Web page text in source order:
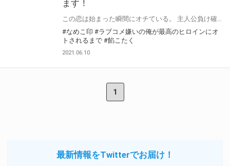
ます！
#なめこ印 #ラブコメ嫌いの俺が最高のヒロインにオ
トされるまで #餡こたく
2021.06.10
1
最新情報をTwitterでお届け！